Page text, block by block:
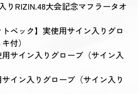
りRIZIN.48大会記念マフラータオ
ベック】実使用サイン入りグロ
付）
サイン入りグローブ（サイン入
イン入りグローブ（サイン入り